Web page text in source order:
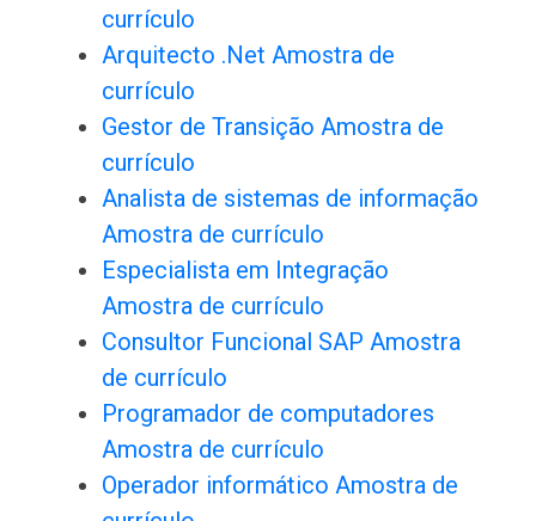
currículo
Arquitecto .Net Amostra de
currículo
Gestor de Transição Amostra de
currículo
Analista de sistemas de informação
Amostra de currículo
Especialista em Integração
Amostra de currículo
Consultor Funcional SAP Amostra
de currículo
Programador de computadores
Amostra de currículo
Operador informático Amostra de